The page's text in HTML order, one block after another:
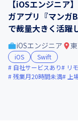
【iOSエンジニア
ガアプリ『マンガ
で裁量大きく活躍
iOSエンジニア
iOS
Swift
自社サービスあり
リ
残業月20時間未満
上